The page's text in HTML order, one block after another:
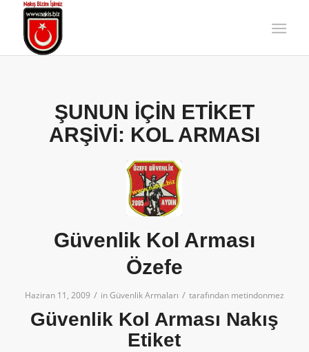
ŞUNUN IÇIN ETIKET
ARŞIVI: KOL ARMASI
Güvenlik Kol Arması
Özefe
Haziran 11, 2009 / inGüvenlik Armaları / tarafından metindonmez
Güvenlik Kol Arması Nakış
Etiket